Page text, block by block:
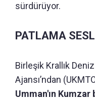
sürdürüyor.
PATLAMA
Birleşik Krallık
Ajansı’ndan
Umman'ın Kumzar